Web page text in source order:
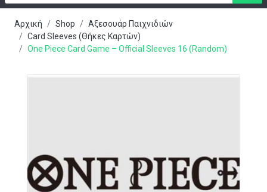
Αρχική Shop
Αξεσουάρ Παιχνιδιών
Card Sleeves (Θήκες Καρτών)
One Piece Card Game – Official Sleeves 16 (Random)